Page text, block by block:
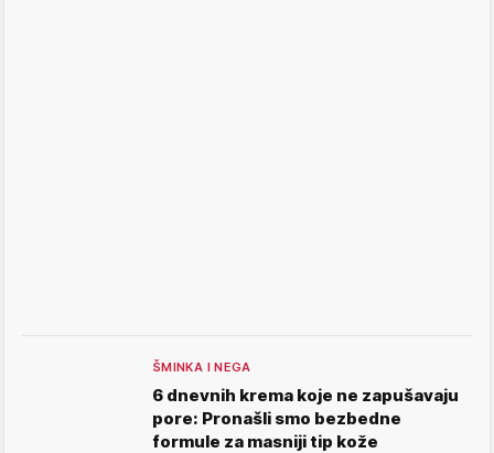
ŠMINKA I NEGA
6 dnevnih krema koje ne zapušavaju
pore: Pronašli smo bezbedne
formule za masniji tip kože